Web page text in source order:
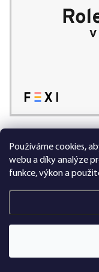
Používáme cookies,
webu a díky analýze
funkce, výkon a